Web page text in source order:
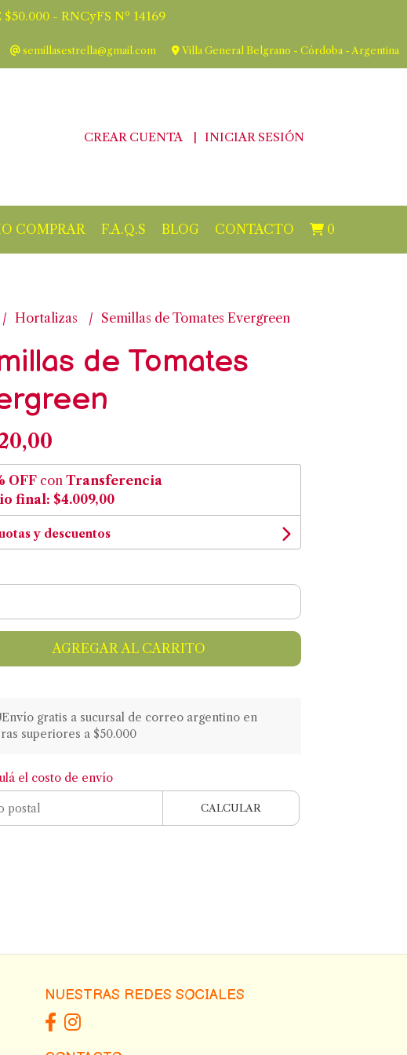
- RNCyFS Nº 14169
semillasestrella@gmail.com Villa General Belgrano - Córdoba - Argentina
CREAR CUENTA INICIAR SESIÓN
COMPRAR F.A.Q.S BLOG CONTACTO 0
Hortalizas Semillas de Tomates Evergreen
de Tomates
OFFcon Transferencia
final: $4.009,00
y descuentos
AGREGAR AL CARRITO
gratis a sucursal de correo argentino en
superiores a $50.000
el costo de envío
CALCULAR
NUESTRAS REDES SOCIALES